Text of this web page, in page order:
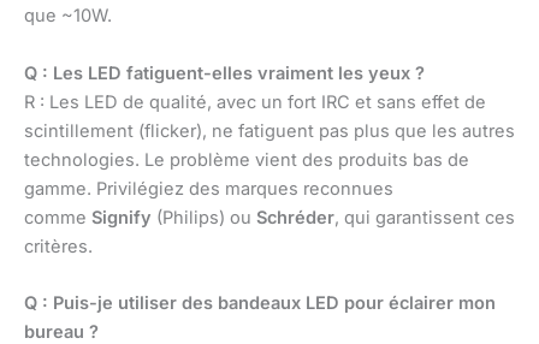
que ~10W.
Q : Les LED fatiguent-elles vraiment les yeux ?
R : Les LED de qualité, avec un fort IRC et sans effet de
scintillement (flicker), ne fatiguent pas plus que les autres
technologies. Le problème vient des produits bas de
gamme. Privilégiez des marques reconnues
comme Signify (Philips) ou Schréder, qui garantissent ces
critères.
Q : Puis-je utiliser des bandeaux LED pour éclairer mon
bureau ?